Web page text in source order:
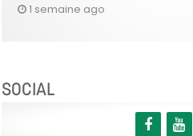
1 semaine ago
SOCIAL